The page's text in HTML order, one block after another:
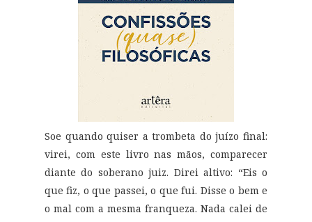
Soe quando quiser a trombeta do juízo final:
virei, com este livro nas mãos, comparecer
diante do soberano juiz. Direi altivo: “Eis o
que fiz, o que passei, o que fui. Disse o bem e
o mal com a mesma franqueza. Nada calei de